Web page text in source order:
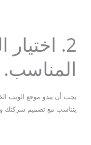
2.
المناسب.
يجب أن يبدو موقع الويب
يتناسب مع تصميم شركتك